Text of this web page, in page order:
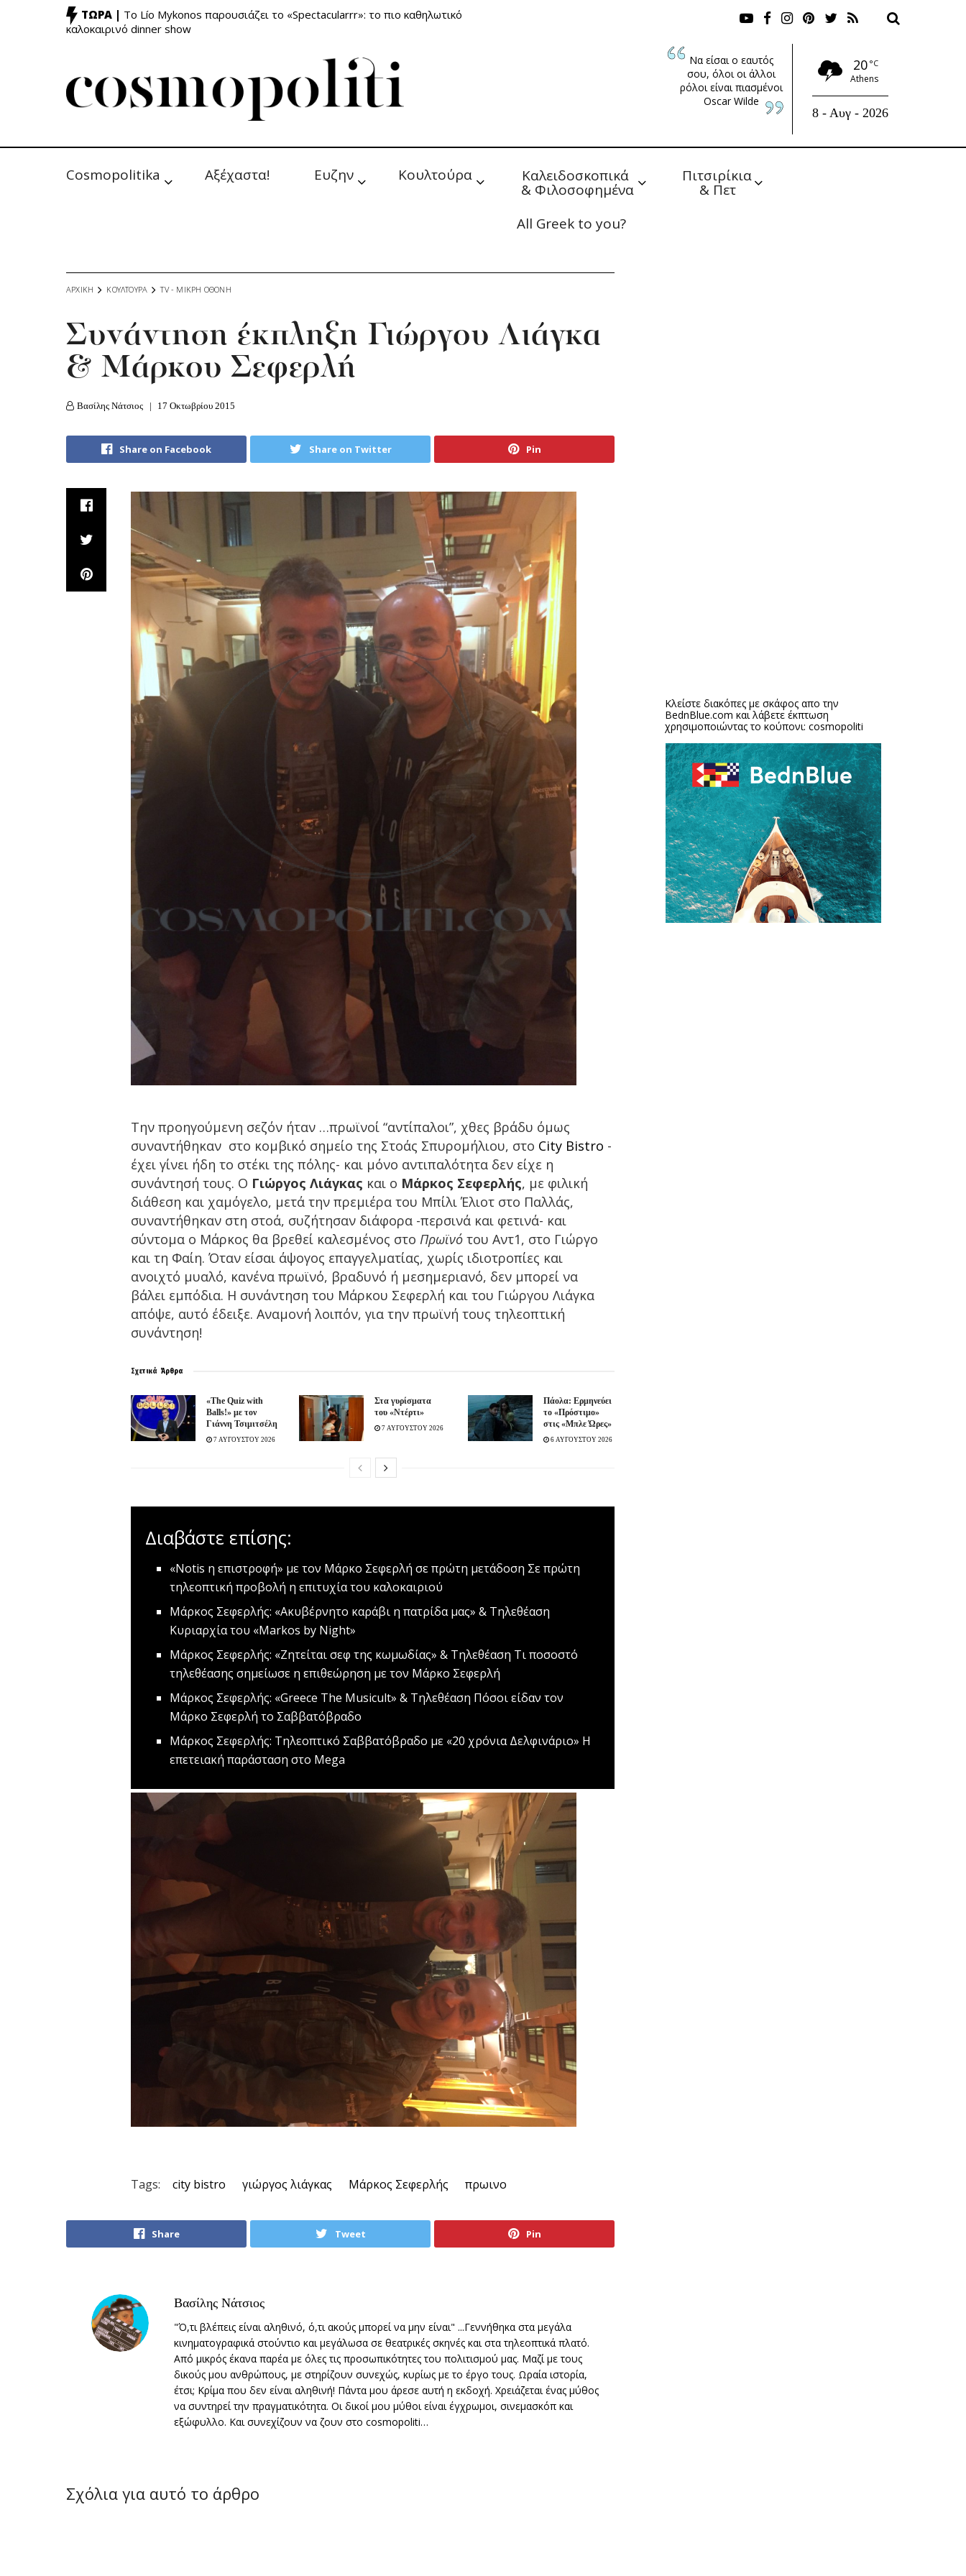
ΤΩΡΑ | Το Lío Mykonos παρουσιάζει το «Spectacularrr»: το πιο καθηλωτικό
καλοκαιρινό dinner show
Να είσαι ο εαυτός
σου, όλοι οι άλλοι
ρόλοι είναι πιασμένοι
Oscar Wilde
20 °C
Athens
8 - Αυγ - 2026
Cosmopolitika Αξέχαστα! Ευζην Κουλτούρα Καλειδοσκοπικά
& Φιλοσοφημένα
Πιτσιρίκια
& Πετ
All Greek to you?
ΑΡΧΙΚΗ ΚΟΥΛΤΟΥΡΑ TV - MΙΚΡΗ ΟΘΟΝΗ
Συνάντηση έκπληξη Γιώργου Λιάγκα
& Μάρκου Σεφερλή
Βασίλης Νάτσιος 17 Οκτωβρίου 2015
Share on Facebook Share on Twitter Pin
Την προηγούμενη σεζόν ήταν …πρωϊνοί “αντίπαλοι”, χθες βράδυ όμως
συναντήθηκαν στο κομβικό σημείο της Στοάς Σπυρομήλιου, στο City Bistro -
έχει γίνει ήδη το στέκι της πόλης- και μόνο αντιπαλότητα δεν είχε η
συνάντησή τους. Ο Γιώργος Λιάγκας και ο Μάρκος Σεφερλής, με φιλική
διάθεση και χαμόγελο, μετά την πρεμιέρα του Μπίλι Έλιοτ στο Παλλάς,
συναντήθηκαν στη στοά, συζήτησαν διάφορα -περσινά και φετινά- και
σύντομα ο Μάρκος θα βρεθεί καλεσμένος στο Πρωϊνό του Αντ1, στο Γιώργο
και τη Φαίη. Όταν είσαι άψογος επαγγελματίας, χωρίς ιδιοτροπίες και
ανοιχτό μυαλό, κανένα πρωϊνό, βραδυνό ή μεσημεριανό, δεν μπορεί να
βάλει εμπόδια. Η συνάντηση του Μάρκου Σεφερλή και του Γιώργου Λιάγκα
απόψε, αυτό έδειξε. Αναμονή λοιπόν, για την πρωϊνή τους τηλεοπτική
συνάντηση!
Σχετικά Άρθρα
«The Quiz with
Balls!» με τον
Γιάννη Τσιμιτσέλη
7 ΑΥΓΟΥΣΤΟΥ 2026
Στα γυρίσματα
του «Ντέρτι»
7 ΑΥΓΟΥΣΤΟΥ 2026
Πάολα: Ερμηνεύει
το «Πρόστιμο»
στις «Μπλε Ώρες»
6 ΑΥΓΟΥΣΤΟΥ 2026
Διαβάστε επίσης:
«Notis η επιστροφή» με τον Μάρκο Σεφερλή σε πρώτη μετάδοση Σε πρώτη
τηλεοπτική προβολή η επιτυχία του καλοκαιριού
Μάρκος Σεφερλής: «Ακυβέρνητο καράβι η πατρίδα μας» & Τηλεθέαση
Κυριαρχία του «Markos by Night»
Μάρκος Σεφερλής: «Ζητείται σεφ της κωμωδίας» & Τηλεθέαση Τι ποσοστό
τηλεθέασης σημείωσε η επιθεώρηση με τον Μάρκο Σεφερλή
Μάρκος Σεφερλής: «Greece The Musicult» & Τηλεθέαση Πόσοι είδαν τον
Μάρκο Σεφερλή το Σαββατόβραδο
Μάρκος Σεφερλής: Τηλεοπτικό Σαββατόβραδο με «20 χρόνια Δελφινάριο» Η
επετειακή παράσταση στο Mega
Tags: city bistro γιώργος λιάγκας Μάρκος Σεφερλής πρωινο
Share Tweet Pin
Βασίλης Νάτσιος
"Ό,τι βλέπεις είναι αληθινό, ό,τι ακούς μπορεί να μην είναι" ...Γεννήθηκα στα μεγάλα
κινηματογραφικά στούντιο και μεγάλωσα σε θεατρικές σκηνές και στα τηλεοπτικά πλατό.
Από μικρός έκανα παρέα με όλες τις προσωπικότητες του πολιτισμού μας. Μαζί με τους
δικούς μου ανθρώπους, με στηρίζουν συνεχώς, κυρίως με το έργο τους. Ωραία ιστορία,
έτσι; Κρίμα που δεν είναι αληθινή! Πάντα μου άρεσε αυτή η εκδοχή. Χρειάζεται ένας μύθος
να συντηρεί την πραγματικότητα. Οι δικοί μου μύθοι είναι έγχρωμοι, σινεμασκόπ και
εξώφυλλο. Και συνεχίζουν να ζουν στο cosmopoliti…
Σχόλια για αυτό το άρθρο
Κλείστε διακόπες με σκάφος απο την
BednBlue.com και λάβετε έκπτωση
χρησιμοποιώντας το κούπονι: cosmopoliti